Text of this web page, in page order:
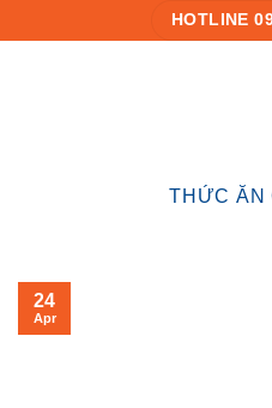
to
HOTLINE
THỨC ĂN
24
Apr